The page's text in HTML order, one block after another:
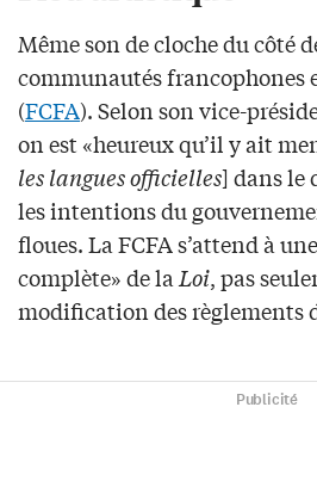
Même son de cloche du côté
communautés francophones
(FCFA). Selon son vice-
on est «heureux qu’il y ait
les langues officielles] dans le
les intentions du
floues. La FCFA s’attend à
complète» de la Loi, pas
modification des règlements
Publicité